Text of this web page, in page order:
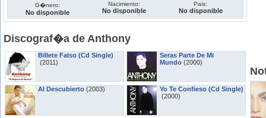
G�nero:
No disponible
Nacimiento:
No disponible
Pais:
No disponible
Discograf�a de Anthony
Billete Falso (Cd Single)
(2011)
Al Descubierto (2003)
Seras Parte De Mi
Mundo (2000)
Yo Te Confieso (Cd Single)
(2000)